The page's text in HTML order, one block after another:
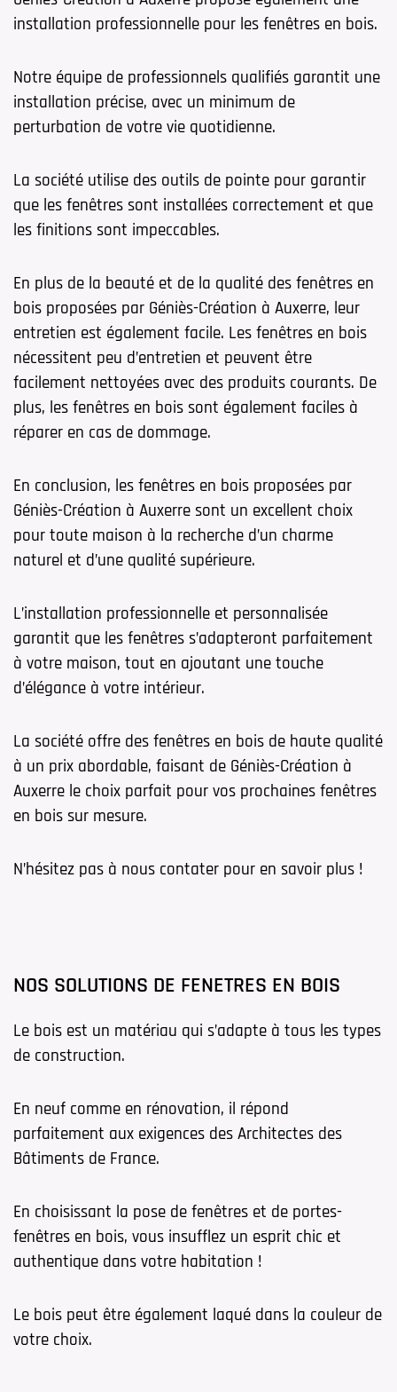
installation professionnelle pour les fenêtres en bois.
Notre équipe de professionnels qualifiés garantit une
installation précise, avec un minimum de
perturbation de votre vie quotidienne.
La société utilise des outils de pointe pour garantir
que les fenêtres sont installées correctement et que
les finitions sont impeccables.
En plus de la beauté et de la qualité des fenêtres en
bois proposées par Géniès-Création à Auxerre, leur
entretien est également facile. Les fenêtres en bois
nécessitent peu d’entretien et peuvent être
facilement nettoyées avec des produits courants. De
plus, les fenêtres en bois sont également faciles à
réparer en cas de dommage.
En conclusion, les fenêtres en bois proposées par
Géniès-Création à Auxerre sont un excellent choix
pour toute maison à la recherche d’un charme
naturel et d’une qualité supérieure.
L’installation professionnelle et personnalisée
garantit que les fenêtres s’adapteront parfaitement
à votre maison, tout en ajoutant une touche
d’élégance à votre intérieur.
La société offre des fenêtres en bois de haute qualité
à un prix abordable, faisant de Géniès-Création à
Auxerre le choix parfait pour vos prochaines fenêtres
en bois sur mesure.
N’hésitez pas à nous contater pour en savoir plus !
NOS SOLUTIONS DE FENETRES EN BOIS
Le bois est un matériau qui s’adapte à tous les types
de construction.
En neuf comme en rénovation, il répond
parfaitement aux exigences des Architectes des
Bâtiments de France.
En choisissant la pose de fenêtres et de portes-
fenêtres en bois, vous insufflez un esprit chic et
authentique dans votre habitation !
Le bois peut être également laqué dans la couleur de
votre choix.